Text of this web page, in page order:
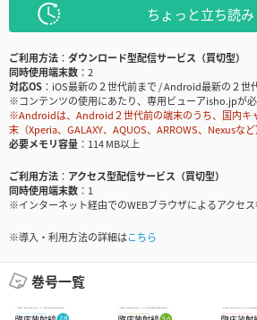
ちょっと立ち読み
ご利用方法
ダウンロード型配信サービス（買切型）
同時使用端末数
2
対応OS
iOS最新の２世代前まで / Android最新の２世
※コンテンツの使用にあたり、専用ビューアisho.jpが
※Androidは、Android２世代前の端末のうち、国内キ
末（Xperia、GALAXY、AQUOS、ARROWS、Nexusな
必要メモリ容量
114 MB以上
ご利用方法
アクセス型配信サービス（買切型）
同時使用端末数
1
※インターネット経由でのWEBブラウザによるアクセス
※導入・利用方法の詳細はこちら
巻号一覧